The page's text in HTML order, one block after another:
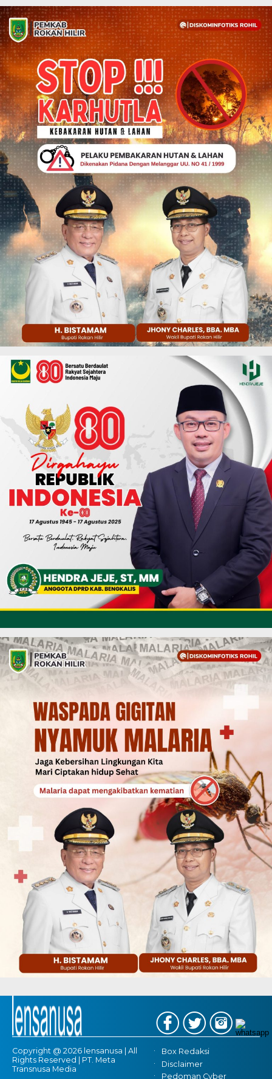
Copyright @ 2026 lensanusa | All
Rights Reserved | PT. Meta
Transnusa Media
Box Redaksi
Pedoman Cyber
Tentang Kami